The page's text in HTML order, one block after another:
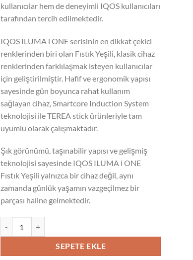
kullanıcılar hem de deneyimli IQOS kullanıcıları
tarafından tercih edilmektedir.
IQOS ILUMA i ONE serisinin en dikkat çekici
renklerinden biri olan Fıstık Yeşili, klasik cihaz
renklerinden farklılaşmak isteyen kullanıcılar
için geliştirilmiştir. Hafif ve ergonomik yapısı
sayesinde gün boyunca rahat kullanım
sağlayan cihaz, Smartcore Induction System
teknolojisi ile TEREA stick ürünleriyle tam
uyumlu olarak çalışmaktadır.
Şık görünümü, taşınabilir yapısı ve gelişmiş
teknolojisi sayesinde IQOS ILUMA i ONE
Fıstık Yeşili yalnızca bir cihaz değil, aynı
zamanda günlük yaşamın vazgeçilmez bir
parçası haline gelmektedir.
SEPETE EKLE